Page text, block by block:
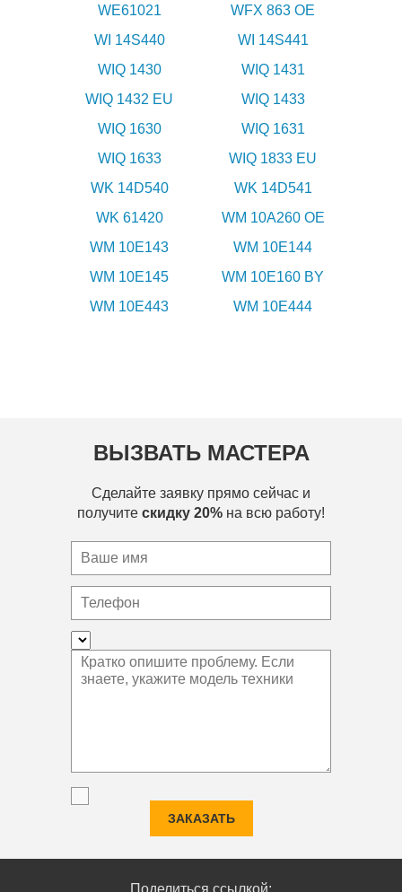
WE61021
WFX 863 OE
WI 14S440
WI 14S441
WIQ 1430
WIQ 1431
WIQ 1432 EU
WIQ 1433
WIQ 1630
WIQ 1631
WIQ 1633
WIQ 1833 EU
WK 14D540
WK 14D541
WK 61420
WM 10A260 OE
WM 10E143
WM 10E144
WM 10E145
WM 10E160 BY
WM 10E443
WM 10E444
ВЫЗВАТЬ МАСТЕРА
Сделайте заявку прямо сейчас и
получите скидку 20% на всю работу!
ЗАКАЗАТЬ
Поделиться ссылкой: